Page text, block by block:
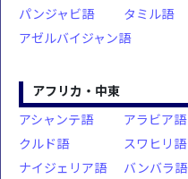
パンジャビ語
タミル語
アゼルバイジャン語
アフリカ・中東
アシャンテ語
アラビア語
クルド語
スワヒリ語
ナイジェリア語
バンバラ語